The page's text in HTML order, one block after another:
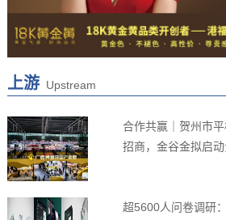
上游Upstream
合作共赢｜贺州市
招商，金谷金拟启
超5600人问卷调研